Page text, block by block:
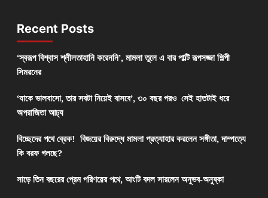
Recent Posts
‘স্বরূপ বিশ্বাস শ্লীলতাহানি করেননি’, মামলা তুলে এ বার পাল্টি রূপসজ্জা শিল্পী
সিমরনের
‘যাকে ভালবাসো, তার সবটা নিয়েই বাসবে’, ৩০ বছর পরও সেই হাতটাই ধরে
অপরাজিতা আঢ্য
বিচ্ছেদের পথে ব্রেক! বিজয়ের বিরুদ্ধে মামলা প্রত্যাহার করলেন সঙ্গীতা, দাম্পত্যে
কি বরফ গলছে?
সাড়ে তিন বছরের প্রেম পরিণয়ের পথে, আংটি বদল সারলেন অনুভব-অনুষ্কা